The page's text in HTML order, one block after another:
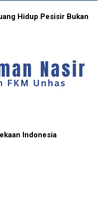
Hidup Pesisir Bukan
Indonesia